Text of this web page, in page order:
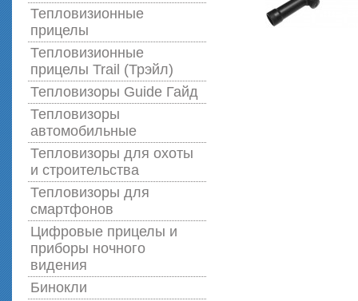
Тепловизионные
прицелы
Тепловизионные
прицелы Trail (Трэйл)
Тепловизоры Guide Гайд
Тепловизоры
автомобильные
Тепловизоры для охоты
и строительства
Тепловизоры для
смартфонов
Цифровые прицелы и
приборы ночного
видения
Бинокли